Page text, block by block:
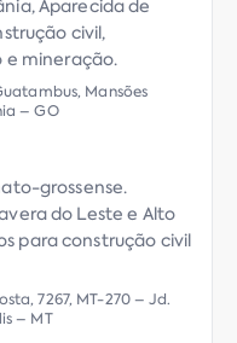
Aparecida de
civil,
e mineração.
Mansões
– GO
grossense.
do Leste e Alto
para construção civil
7267, MT-270 – Jd.
– MT